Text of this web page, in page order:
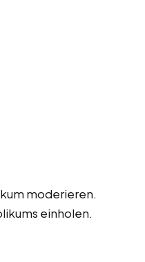
moderieren.
einholen.